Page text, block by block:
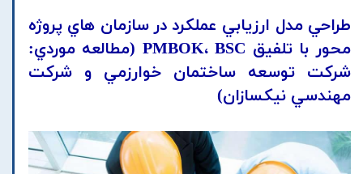
طراحي مدل ارزيابي عملکرد در سازمان هاي پروژه
محور با تلفيق PMBOK، BSC (مطالعه موردي:
شرکت توسعه ساختمان خوارزمي و شرکت
مهندسي نيکسازان)